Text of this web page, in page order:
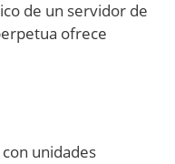
de un servidor de
ofrece
unidades